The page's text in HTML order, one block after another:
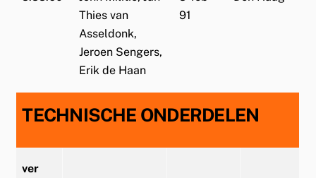
Thies van
Asseldonk,
Jeroen Sengers,
Erik de Haan
91
TECHNISCHE ONDERDELEN
ver